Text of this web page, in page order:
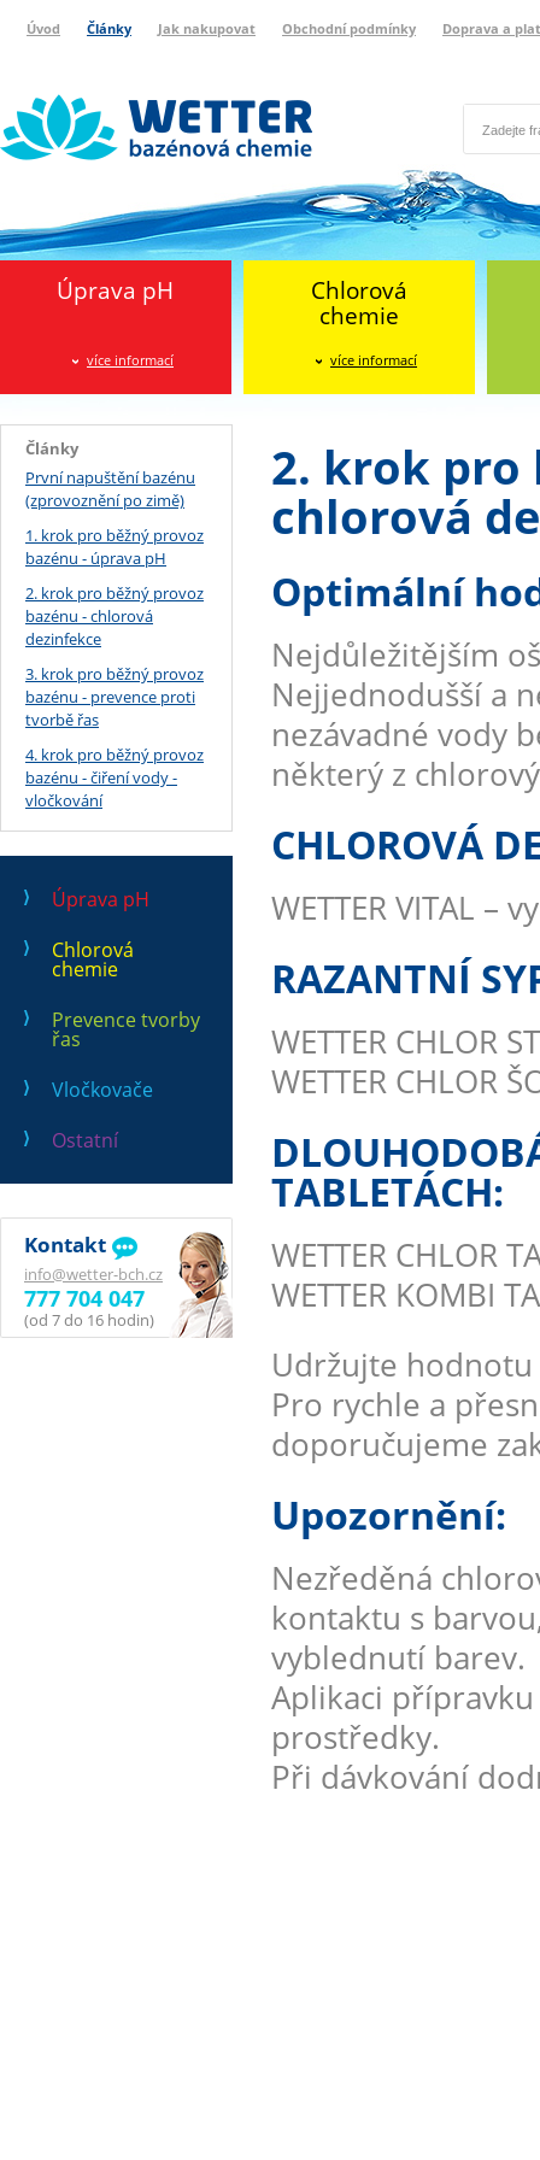
Úvod Články Jak nakupovat Obchodní podmínky Doprava a
Úprava pH
více informací
Chlorová
chemie
více informací
Články
První napuštění bazénu
(zprovoznění po zimě)
1. krok pro běžný provoz
bazénu - úprava pH
2. krok pro běžný provoz
bazénu - chlorová
dezinfekce
3. krok pro běžný provoz
bazénu - prevence proti
tvorbě řas
4. krok pro běžný provoz
bazénu - čiření vody -
vločkování
Úprava pH
Chlorová
chemie
Prevence tvorby
řas
Vločkovače
Ostatní
Kontakt
info@wetter-bch.cz
777 704 047
(od 7 do 16 hodin)
2. krok pro
chlorová
Optimální
Nejdůležitějším
Nejjednodušší a
nezávadné vody
některý z
CHLOROVÁ
WETTER VITAL
RAZANTNÍ
WETTER CHLOR
WETTER CHLOR
TABLETÁCH:
WETTER CHLOR
WETTER KOMBI
Udržujte
Pro rychle a
doporučujeme
Upozornění:
Nezředěná
kontaktu s
vyblednutí barev.
Aplikaci
prostředky.
Při dávkování